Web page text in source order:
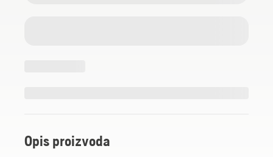
Opis proizvoda